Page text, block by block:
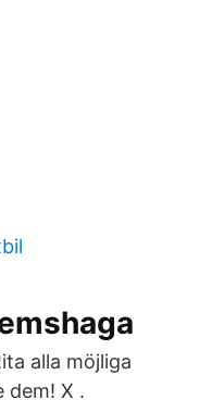
alla möjliga
dem! X .